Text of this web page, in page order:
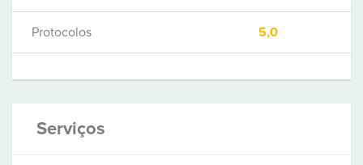
Protocolos 5,0
Serviços